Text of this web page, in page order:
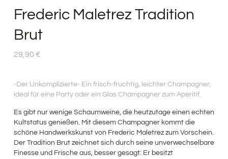
Frederic Maletrez Tradition
Brut
29,90 €
-Der Unkomplizierte- Ein frisch-fruchtig, leichter Champagner,
ideal für eine Party oder ein Glas Champagner zum Aperitif.
Es gibt nur wenige Schaumweine, die heutzutage einen echten
Kultstatus genießen. Mit diesem Champagner kommt die
schöne Handwerkskunst von Frederic Maletrez zum Vorschein.
Der Tradition Brut zeichnet sich durch seine unverwechselbare
Finesse und Frische aus, besser gesagt: Er besitzt